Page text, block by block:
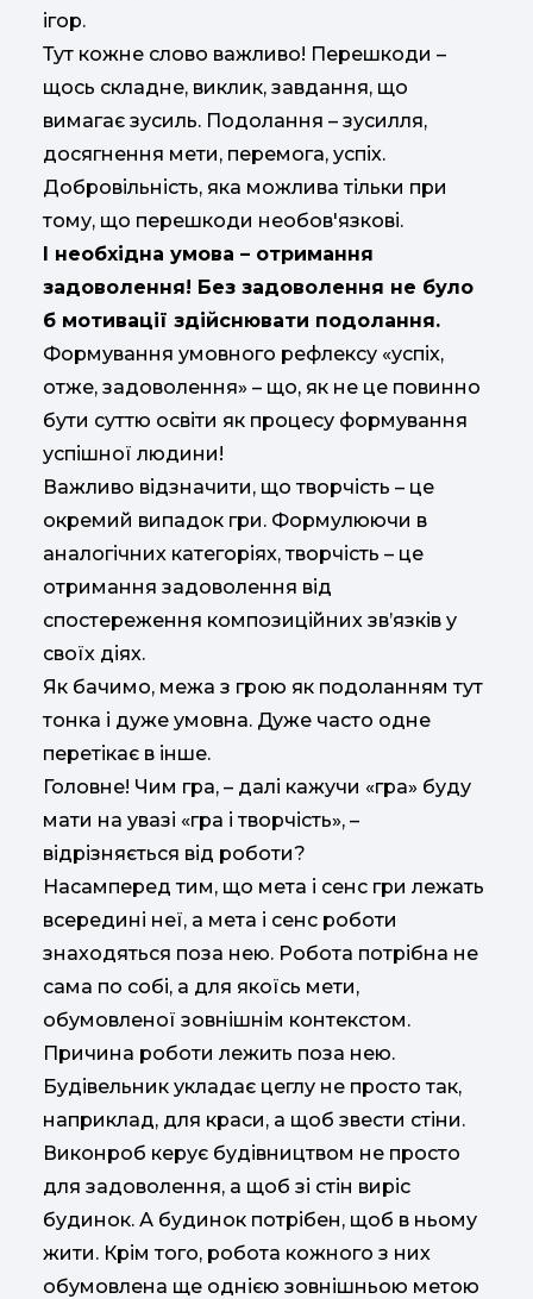
ігор.
Тут кожне слово важливо! Перешкоди –
щось складне, виклик, завдання, що
вимагає зусиль. Подолання – зусилля,
досягнення мети, перемога, успіх.
Добровільність, яка можлива тільки при
тому, що перешкоди необов'язкові.
І необхідна умова – отримання
задоволення! Без задоволення не було
б мотивації здійснювати подолання.
Формування умовного рефлексу «успіх,
отже, задоволення» – що, як не це повинно
бути суттю освіти як процесу формування
успішної людини!
Важливо відзначити, що творчість – це
окремий випадок гри. Формулюючи в
аналогічних категоріях, творчість – це
отримання задоволення від
спостереження композиційних зв’язків у
своїх діях.
Як бачимо, межа з грою як подоланням тут
тонка і дуже умовна. Дуже часто одне
перетікає в інше.
Головне! Чим гра, – далі кажучи «гра» буду
мати на увазі «гра і творчість», –
відрізняється від роботи?
Насамперед тим, що мета і сенс гри лежать
всередині неї, а мета і сенс роботи
знаходяться поза нею. Робота потрібна не
сама по собі, а для якоїсь мети,
обумовленої зовнішнім контекстом.
Причина роботи лежить поза нею.
Будівельник укладає цеглу не просто так,
наприклад, для краси, а щоб звести стіни.
Виконроб керує будівництвом не просто
для задоволення, а щоб зі стін виріс
будинок. А будинок потрібен, щоб в ньому
жити. Крім того, робота кожного з них
обумовлена ще однією зовнішньою метою